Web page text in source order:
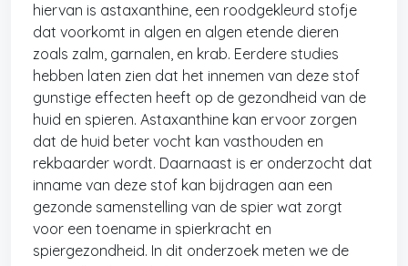
hiervan is astaxanthine, een roodgekleurd stofje
dat voorkomt in algen en algen etende dieren
zoals zalm, garnalen, en krab. Eerdere studies
hebben laten zien dat het innemen van deze stof
gunstige effecten heeft op de gezondheid van de
huid en spieren. Astaxanthine kan ervoor zorgen
dat de huid beter vocht kan vasthouden en
rekbaarder wordt. Daarnaast is er onderzocht dat
inname van deze stof kan bijdragen aan een
gezonde samenstelling van de spier wat zorgt
voor een toename in spierkracht en
spiergezondheid. In dit onderzoek meten we de